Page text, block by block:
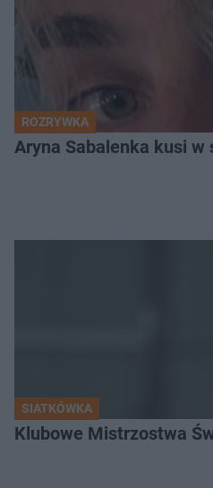
ROZRYWKA
Aryna Sabalenka kusi w
SIATKÓWKA
Klubowe Mistrzostwa